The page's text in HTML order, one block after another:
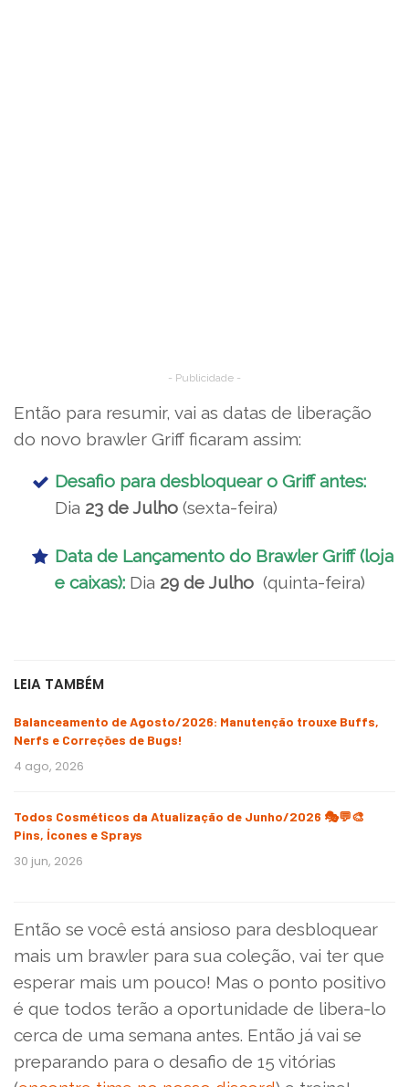
- Publicidade -
Então para resumir, vai as datas de liberação
do novo brawler Griff ficaram assim:
Desafio para desbloquear o Griff antes:
Dia 23 de Julho (sexta-feira)
Data de Lançamento do Brawler Griff (loja
e caixas): Dia 29 de Julho (quinta-feira)
LEIA TAMBÉM
Balanceamento de Agosto/2026: Manutenção trouxe Buffs,
Nerfs e Correções de Bugs!
4 ago, 2026
Todos Cosméticos da Atualização de Junho/2026 🎭💬🎨
Pins, Ícones e Sprays
30 jun, 2026
Então se você está ansioso para desbloquear
mais um brawler para sua coleção, vai ter que
esperar mais um pouco! Mas o ponto positivo
é que todos terão a oportunidade de libera-lo
cerca de uma semana antes. Então já vai se
preparando para o desafio de 15 vitórias